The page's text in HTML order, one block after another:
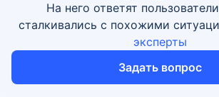
На него ответят
сталкивались с похожими
эксперты
Задать вопрос